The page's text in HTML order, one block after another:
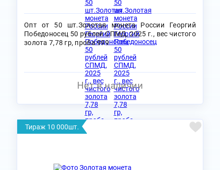
Опт от 50 шт.Золотая монета России Георгий
Победоносец 50 рублей СПМД, 2025 г., вес чистого
золота 7,78 гр, проба 999
Нет в наличии
Тираж 10 000шт.